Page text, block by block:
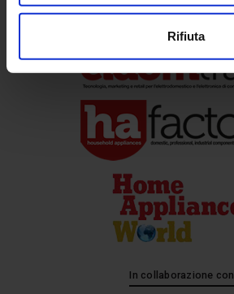
Rifiuta
Media Partner
In collaborazione con